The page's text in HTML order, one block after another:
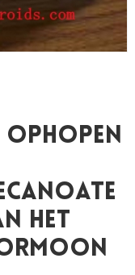
Ophopen
Het